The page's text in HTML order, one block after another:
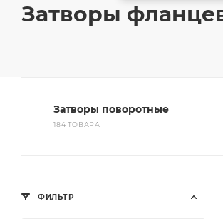
Затворы
Затворы поворотные
184 ТОВАРА
ФИЛЬТР